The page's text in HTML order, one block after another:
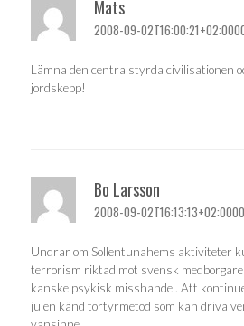
Mats
2008-09-
Lämna den centralstyrda civilisationen
jordskepp!
Bo Larsson
2008-09-
Undrar om Sollentunahems aktiviteter
terrorism riktad mot svensk
kanske psykisk misshandel. Att
ju en känd tortyrmetod som kan driva